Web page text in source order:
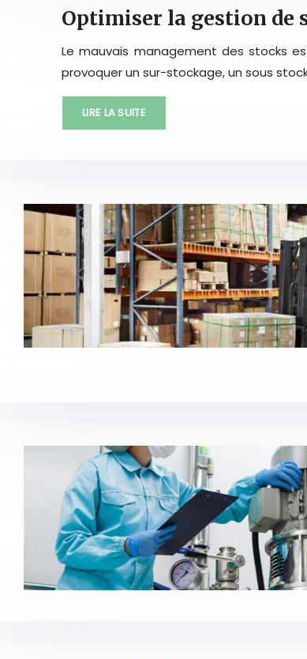
Optimiser la gestion de
Le mauvais management des stocks
provoquer un sur-stockage, un sous
LIRE LA SUITE